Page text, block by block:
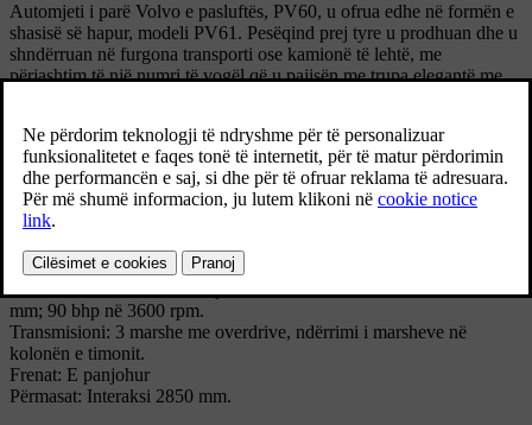
Automjeti i parë Volvo e pasluftës, PV60, u ofrua edhe në formën e
shasisë së hapur, modeli PV61. Pesëqind prej tyre u prodhuan dhe u
shndërruan në furgona transporti ose kamionë të lehtë, me
përjashtim të një numri të vogël që u pajisën me trupa elegantë me
** Specifikimet teknike **
Modeli: PV60-1
Variantet: Shasia PV 61
Prodhuar: 1946 - 1950
Volumi: 3006
Trupi: Sedan ose shasi e destinuar për palëtë veçanta afariste apo
private.
mm; 90 bhp në 3600 rpm.
Transmisioni: 3 marshe me overdrive, ndërrimi i marsheve në
kolonën e timonit.
Frenat: E panjohur
Përmasat: Interaksi 2850 mm.